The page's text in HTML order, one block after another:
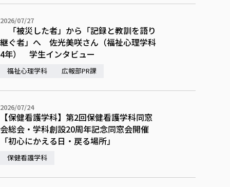
関連法人
教職員募集
公的資金等の不正使用の防止に関する基本方針
研究活動における不正行為の防止等に関する対応
大学広報誌「TFU Newsletter 東北福祉大学通信」
初年次教育（リエゾンゼミⅠ）について
リエゾンゼミ・ナビ（テキスト等）
お役立ち情報（リンク集）
放射線モニタリング測定結果（国見キャンパス）
ガバナンス・コード
中期事業計画
事業計画／財務・事業報告
大学評価
IR情報
学部・学科等設置計画履行状況報告書
情報公開規程
健康科学部
保健看護学科
リハビリテーション学科
医療経営管理学科
情報福祉マネジメント学科
仏教専修科
大学院
大学院
総合福祉学研究科 社会福祉学専攻 修士課程
総合福祉学研究科 社会福祉学専攻 博士課程
総合福祉学研究科 福祉心理学専攻 修士課程
教育学研究科 教育学専攻 修士課程
通信教育部
通信教育部
通信制大学院 総合福祉学研究科 社会福祉学専攻 修士課程
カリキュラム（学部・大学院）
オープンキャンパス
東北福祉大学のキャリアサポート
東北福祉大学のキャリアサポート
進路・就職支援
東北福祉大学のキャリア教育
採用ご担当者様へ
採用ご担当者様へ
単独学内説明会のご案内
在学生の方
在学生の方
資格取得報奨制度について
東北福祉大学求人・インターンシップ検索サイト（キャリタス
卒業生の方
卒業生の方
卒業後のキャリア支援体制
在学生による訪問、情報提供へのご協力のお願い
よくあるご質問
東北福祉大学のDNA
体育会・運動サークル紹介
文化会・文化系サークル紹介
大学指定団体紹介
国際交流TOP
交換留学生 Exchange students
海外留学・研修
外国人在学生
Prospective Students
学生支援センター国際交流の活動
社会連携・研究
社会連携・研究 TOP
東北福祉大学の研究活動
東北福祉大学の研究紹介
共同研究等をご検討の皆様へ
東北福祉大学の紀要・リポジトリ
東北福祉大学の紀要・リポジトリ
研究紀要
教職研究
東北福祉大学教育・教職センター特別支援教育研究年報一覧
芹沢銈介美術工芸館年報
産学・産学官連携
産学・産学官連携
「高齢者のフレイル予防及びデジタルデバイド解消に向けた産
社会貢献・地域連携活動
社会貢献・地域連携活動
生涯学習・社会人講座
生涯教育・キャリア教育
月例TFU実学臨床研究セミナー
特別支援教育研究室
TFU教育フォーラム
関連法人
施設利用
2026/07/27
「被災した者」から「記録と教訓を語り
継ぐ者」へ 佐光美咲さん（福祉心理学科
4年） 学生インタビュー
福祉心理学科 広報部PR課
2026/07/24
【保健看護学科】第2回保健看護学科同窓
会総会・学科創設20周年記念同窓会開催
「初心にかえる日・戻る場所」
保健看護学科